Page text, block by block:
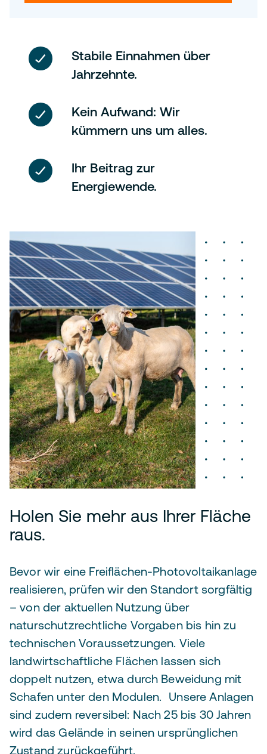
Stabile Einnahmen über
Jahrzehnte.
Kein Aufwand: Wir
kümmern uns um alles.
Ihr Beitrag zur
Energiewende.
Holen Sie mehr aus Ihrer Fläche
raus.
Bevor wir eine Freiflächen-Photovoltaikanlage
realisieren, prüfen wir den Standort sorgfältig
– von der aktuellen Nutzung über
naturschutzrechtliche Vorgaben bis hin zu
technischen Voraussetzungen. Viele
landwirtschaftliche Flächen lassen sich
doppelt nutzen, etwa durch Beweidung mit
Schafen unter den Modulen. Unsere Anlagen
sind zudem reversibel: Nach 25 bis 30 Jahren
wird das Gelände in seinen ursprünglichen
Zustand zurückgeführt.